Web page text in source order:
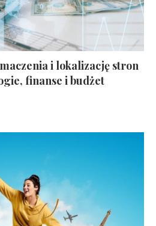
i lokalizację stron
finanse i budżet